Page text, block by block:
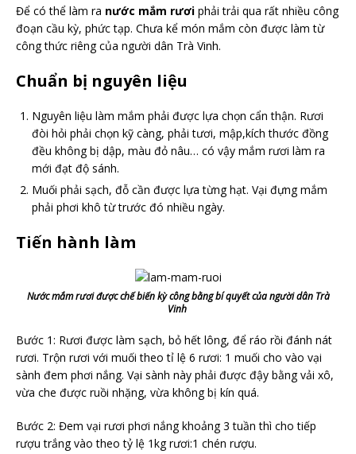
Để có thể làm ra nước mắm rươi phải trải qua rất nhiều công
đoạn cầu kỳ, phức tạp. Chưa kể món mắm còn được làm từ
công thức riêng của người dân Trà Vinh.
Chuẩn bị nguyên liệu
Nguyên liệu làm mắm phải được lựa chọn cẩn thận. Rươi
đòi hỏi phải chọn kỹ càng, phải tươi, mập,kích thước đồng
đều không bị dập, màu đỏ nâu… có vậy mắm rươi làm ra
mới đạt độ sánh.
Muối phải sạch, đỗ cần được lựa từng hạt. Vại đựng mắm
phải phơi khô từ trước đó nhiều ngày.
Tiến hành làm
Nước mắm rươi được chế biến kỳ công bằng bí quyết của người dân Trà
Vinh
Bước 1: Rươi được làm sạch, bỏ hết lông, để ráo rồi đánh nát
rươi. Trộn rươi với muối theo tỉ lệ 6 rươi: 1 muối cho vào vại
sành đem phơi nắng. Vại sành này phải được đậy bằng vải xô,
vừa che được ruồi nhặng, vừa không bị kín quá.
Bước 2: Đem vại rươi phơi nắng khoảng 3 tuần thì cho tiếp
rượu trắng vào theo tỷ lệ 1kg rươi:1 chén rượu.